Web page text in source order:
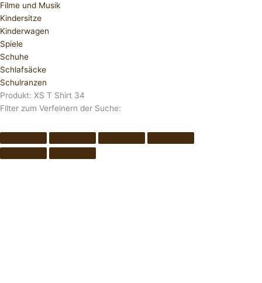
Filme und Musik
Kindersitze
Kinderwagen
Spiele
Schuhe
Schlafsäcke
Schulranzen
Produkt: XS T Shirt 34
Filter zum Verfeinern der Suche: